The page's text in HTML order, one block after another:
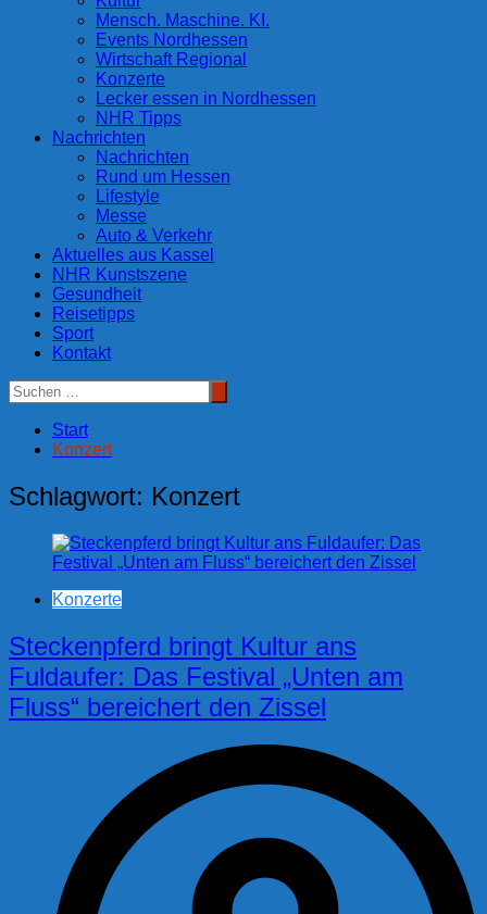
Mensch. Maschine. KI.
Events Nordhessen
Wirtschaft Regional
Konzerte
Lecker essen in Nordhessen
NHR Tipps
Nachrichten
Nachrichten
Rund um Hessen
Lifestyle
Messe
Auto & Verkehr
Aktuelles aus Kassel
NHR Kunstszene
Gesundheit
Reisetipps
Sport
Kontakt
Start
Konzert
Schlagwort: Konzert
Konzerte
Steckenpferd bringt Kultur ans
Fuldaufer: Das Festival „Unten am
Fluss“ bereichert den Zissel